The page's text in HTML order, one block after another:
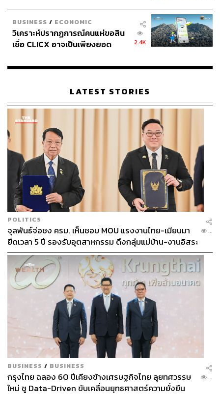
BUSINESS / ECONOMIC
วิเคราะห์ปรากฏการณ์คนแห่ขอสิน
เชื่อ CLICX อาจเป็นเพียงยอด
เรือนไทยที่ถูกซุกไว้
2.4K
LATEST STORIES
POLITICS
จุลพันธ์จ่อชง ครม. เห็นชอบ MOU แรงงานไทย-เมียนมา
ยืดเวลา 5 ปี รองรับอุตสาหกรรม ดึงกลุ่มแม่บ้าน-งานอิสระ
เข้าสู่ระบบประกันสังคม
...
BUSINESS / BUSINESS
กรุงไทย ฉลอง 60 ปีเคียงข้างเศรษฐกิจไทย ลุยทศวรรษ
ใหม่ ชู Data-Driven ขับเคลื่อนยุทธศาสตร์ความยั่งยืน
...